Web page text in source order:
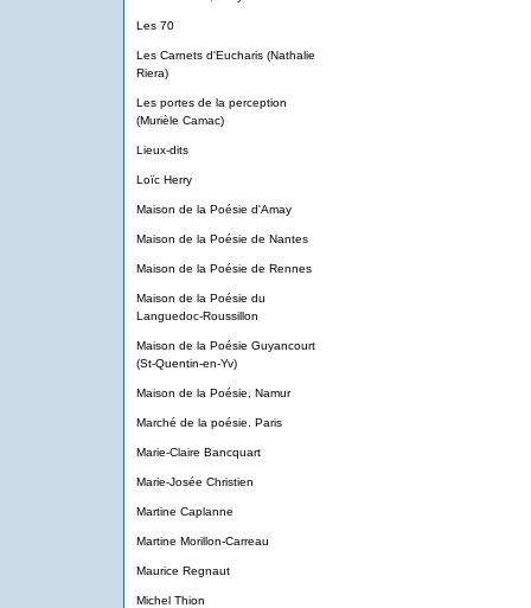
Les 70
Les Carnets d'Eucharis (Nathalie
Riera)
Les portes de la perception
(Murièle Camac)
Lieux-dits
Loïc Herry
Maison de la Poésie d'Amay
Maison de la Poésie de Nantes
Maison de la Poésie de Rennes
Maison de la Poésie du
Languedoc-Roussillon
Maison de la Poésie Guyancourt
(St-Quentin-en-Yv)
Maison de la Poésie, Namur
Marché de la poésie. Paris
Marie-Claire Bancquart
Marie-Josée Christien
Martine Caplanne
Martine Morillon-Carreau
Maurice Regnaut
Michel Thion